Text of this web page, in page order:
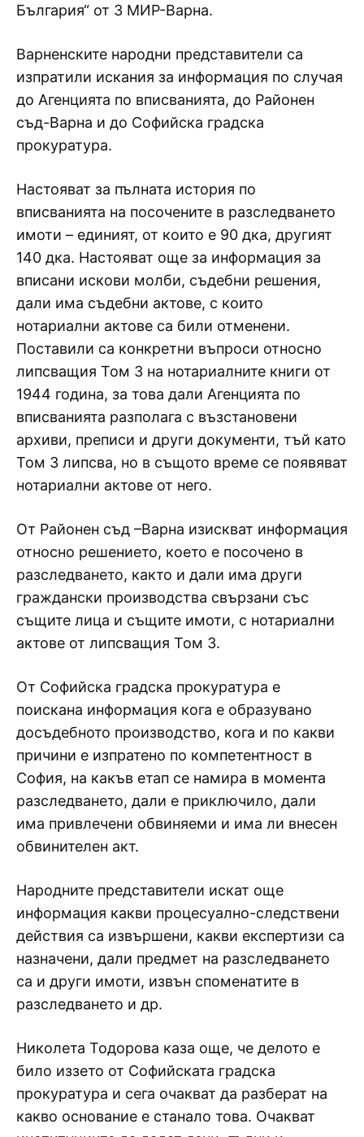
България“ от 3 МИР-Варна.
Варненските народни представители са
изпратили искания за информация по случая
до Агенцията по вписванията, до Районен
съд-Варна и до Софийска градска
прокуратура.
Настояват за пълната история по
вписванията на посочените в разследването
имоти – единият, от които е 90 дка, другият
140 дка. Настояват още за информация за
вписани искови молби, съдебни решения,
дали има съдебни актове, с които
нотариални актове са били отменени.
Поставили са конкретни въпроси относно
липсващия Том 3 на нотариалните книги от
1944 година, за това дали Агенцията по
вписванията разполага с възстановени
архиви, преписи и други документи, тъй като
Том 3 липсва, но в същото време се появяват
нотариални актове от него.
От Районен съд –Варна изискват информация
относно решението, което е посочено в
разследването, както и дали има други
граждански производства свързани със
същите лица и същите имоти, с нотариални
актове от липсващия Том 3.
От Софийска градска прокуратура е
поискана информация кога е образувано
досъдебното производство, кога и по какви
причини е изпратено по компетентност в
София, на какъв етап се намира в момента
разследването, дали е приключило, дали
има привлечени обвиняеми и има ли внесен
обвинителен акт.
Народните представители искат още
информация какви процесуално-следствени
действия са извършени, какви експертизи са
назначени, дали предмет на разследването
са и други имоти, извън споменатите в
разследването и др.
Николета Тодорова каза още, че делото е
било иззето от Софийската градска
прокуратура и сега очакват да разберат на
какво основание е станало това. Очакват